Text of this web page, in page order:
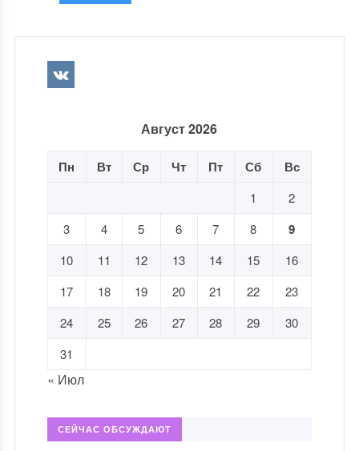
Август 2026
Пн Вт Ср Чт Пт Сб Вс
1
2
3
4 5 6 7 8 9
10 11 12 13 14 15
16
17
18 19 20 21 22
23
24
25 26 27 28 29
30
31
« Июл
СЕЙЧАС ОБСУЖДАЮТ